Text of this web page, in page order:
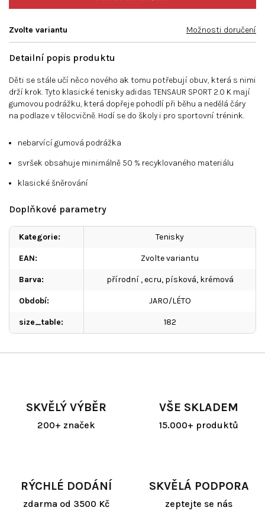
Zvolte variantu Možnosti doručení
SKVĚLÝ VÝBĚR
200+ značek
VŠE SKLADEM
15.000+ produktů
RÝCHLÉ DODÁNÍ
zdarma od 3500 Kč
SKVĚLÁ PODPORA
zeptejte se nás
Detailní popis produktu
Děti se stále učí něco nového ak tomu potřebují obuv, která s nimi
drží krok. Tyto klasické tenisky adidas TENSAUR SPORT 2.0 K mají
gumovou podrážku, která dopřeje pohodlí při běhu a nedělá čáry
na podlaze v tělocvičně. Hodí se do školy i pro sportovní trénink.
nebarvící gumová podrážka
svršek obsahuje minimálně 50 % recyklovaného materiálu
klasické šněrování
Doplňkové parametry
Kategorie: Tenisky
EAN: Zvolte variantu
Barva: přírodní , ecru, písková, krémová
Období: JARO/LÉTO
size_table: 182